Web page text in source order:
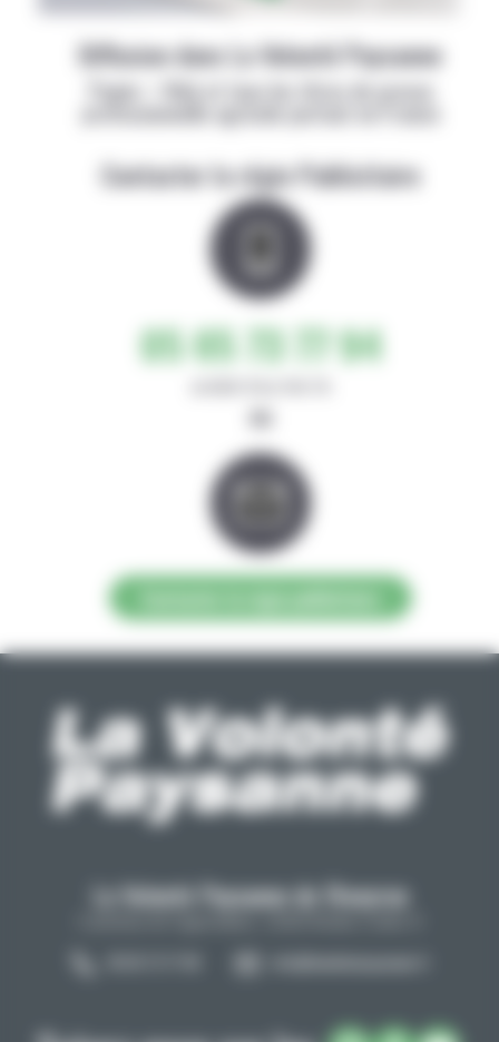
Diffusion dans La Volonté Paysanne
Papier + Web et tous les titres de presse
Contacter la régie Publicitaire
05 65 73 77 94
ou
La Volonté Paysanne de l'Aveyron